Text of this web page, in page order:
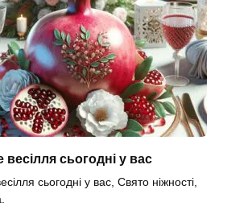
весілля сьогодні у вас
сьогодні у вас, Свято ніжності,